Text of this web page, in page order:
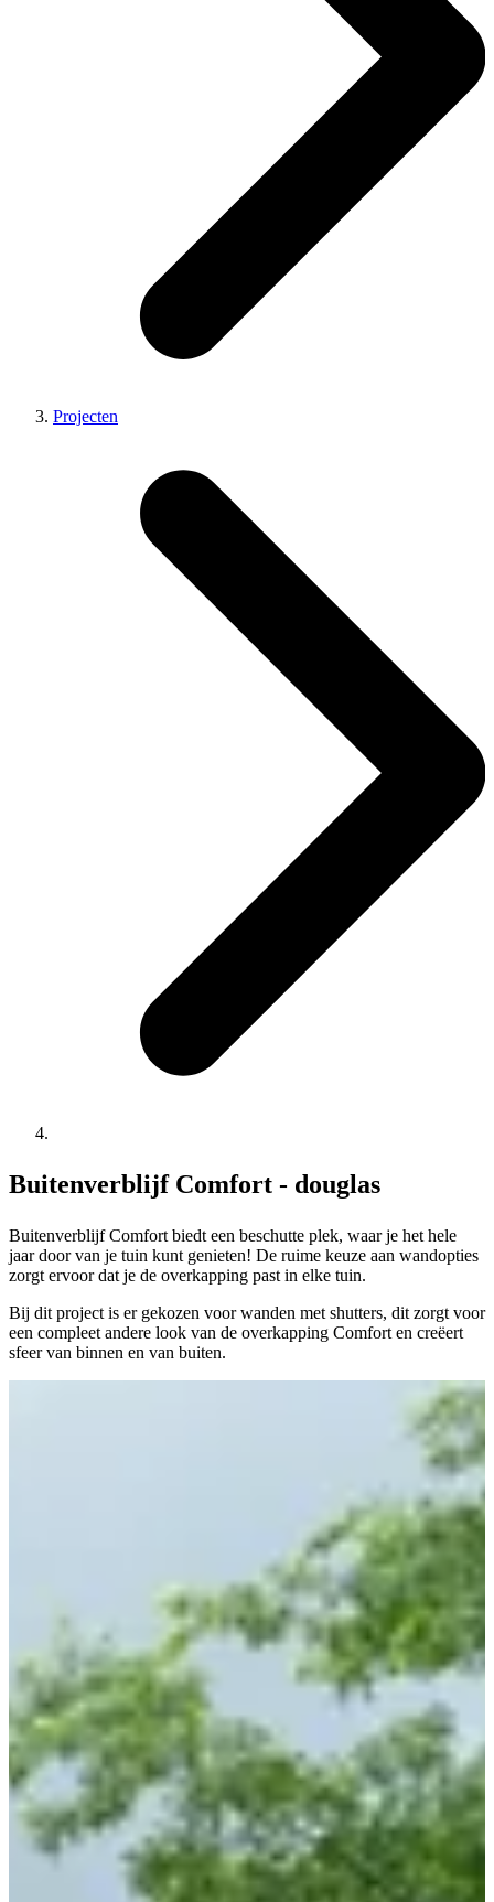
Projecten
Buitenverblijf Comfort - douglas
Buitenverblijf Comfort biedt een beschutte plek, waar je het hele
jaar door van je tuin kunt genieten! De ruime keuze aan wandopties
zorgt ervoor dat je de overkapping past in elke tuin.
Bij dit project is er gekozen voor wanden met shutters, dit zorgt voor
een compleet andere look van de overkapping Comfort en creëert
sfeer van binnen en van buiten.